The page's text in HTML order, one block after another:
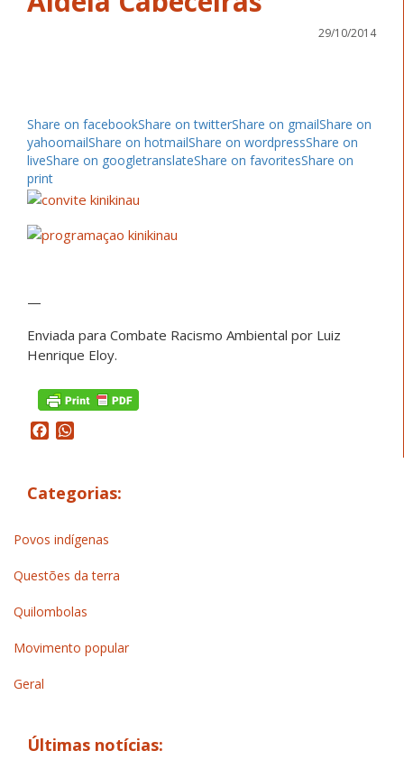
29/10/2014
Share on facebookShare on twitterShare on gmailShare on
yahoomailShare on hotmailShare on wordpressShare on
liveShare on googletranslateShare on favoritesShare on
print
—
Enviada para Combate Racismo Ambiental por Luiz
Henrique Eloy.
Facebook
Categorias:
Povos indígenas
Questões da terra
Quilombolas
Movimento popular
Geral
Últimas notícias: